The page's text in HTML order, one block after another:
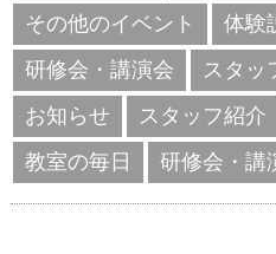
その他のイベント
体験
研修会・講演会
スタッ
お知らせ
スタッフ紹介
教室の毎日
研修会・講